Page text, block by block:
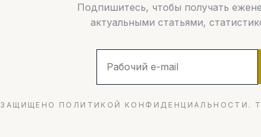
Подпишитесь, чтобы получать
актуальными статьями,
ЗАЩИЩЕНО ПОЛИТИКОЙ КОНФИДЕНЦИАЛЬНОСТИ.